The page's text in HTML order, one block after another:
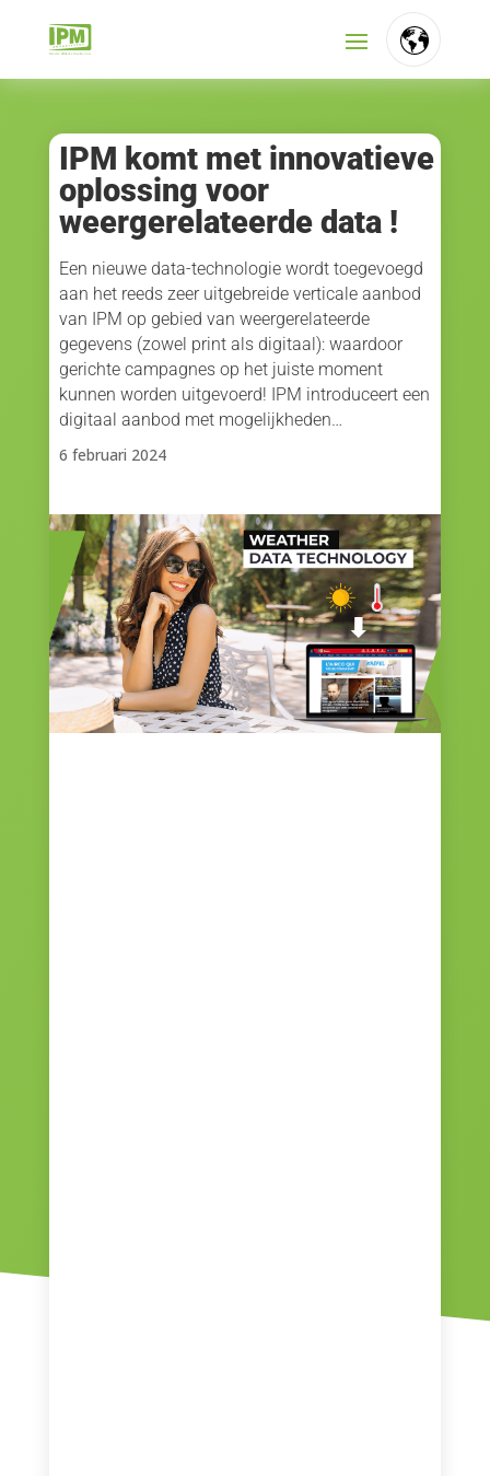
NL
IPM komt met innovatieve
oplossing voor
weergerelateerde data !
Een nieuwe data-technologie wordt toegevoegd
aan het reeds zeer uitgebreide verticale aanbod
van IPM op gebied van weergerelateerde
gegevens (zowel print als digitaal): waardoor
gerichte campagnes op het juiste moment
kunnen worden uitgevoerd! IPM introduceert een
digitaal aanbod met mogelijkheden…
6 februari 2024